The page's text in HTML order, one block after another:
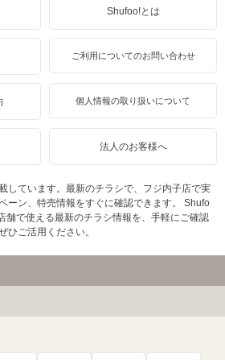
Shufoo!とは
ご利用についてのお問い合わせ
個人情報の取り扱いについて
法人のお客様へ
しています。最新のチラシで、フジ内子店で実
ーン、特売情報をすぐに確認できます。 Shufo
舗で使える最新のチラシ情報を、手軽にご確認
ひご活用ください。